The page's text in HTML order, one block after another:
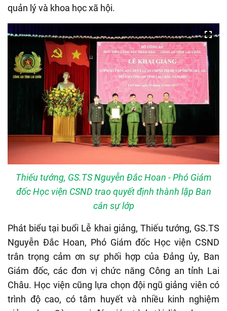
quản lý và khoa học xã hội.
Thiếu tướng, GS.TS Nguyễn Đắc Hoan - Phó Giám
đốc Học viện CSND trao quyết định thành lập Ban
cán sự lớp
Phát biểu tại buổi Lễ khai giảng, Thiếu tướng, GS.TS
Nguyễn Đắc Hoan, Phó Giám đốc Học viện CSND
trân trọng cảm ơn sự phối hợp của Đảng ủy, Ban
Giám đốc, các đơn vị chức năng Công an tỉnh Lai
Châu. Học viện cũng lựa chọn đội ngũ giảng viên có
trình độ cao, có tâm huyết và nhiều kinh nghiệm